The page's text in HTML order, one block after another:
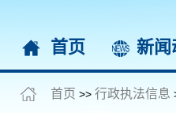
首页 新闻
首页 >> 行政执法信息